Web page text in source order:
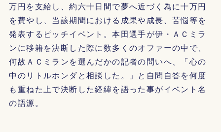
万円を支給し、約六十日間で夢へ近づく為に十万円
を費やし、当該期間における成果や成長、苦悩等を
発表するピッチイベント。本田選手が伊・ＡＣミラ
ンに移籍を決断した際に数多くのオファーの中で、
何故ＡＣミランを選んだかの記者の問いへ、「心の
中のリトルホンダと相談した。」と自問自答を何度
も重ねた上で決断した経緯を語った事がイベント名
の語源。